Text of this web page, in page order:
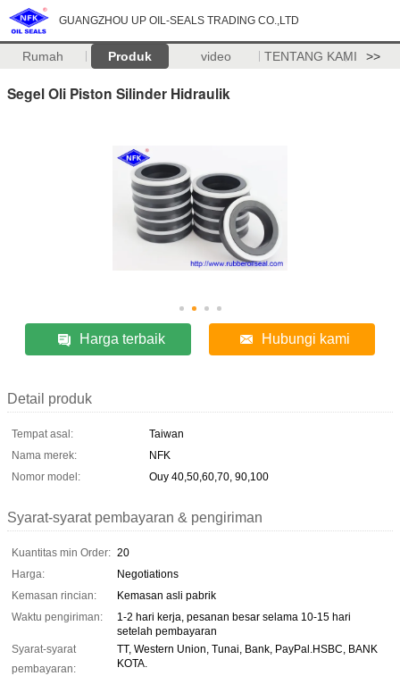
GUANGZHOU UP OIL-SEALS TRADING CO.,LTD
Rumah Produk video TENTANG KAMI >>
Segel Oli Piston Silinder Hidraulik
Harga terbaik Hubungi kami
Detail produk
Tempat asal:
Taiwan
Nama merek:
NFK
Nomor model:
Ouy 40,50,60,70, 90,100
Syarat-syarat pembayaran & pengiriman
Kuantitas min Order: 20
Harga:
Negotiations
Kemasan rincian:
Kemasan asli pabrik
Waktu pengiriman:
1-2 hari kerja, pesanan besar selama 10-15 hari
setelah pembayaran
Syarat-syarat
pembayaran:
TT, Western Union, Tunai, Bank, PayPal.HSBC, BANK
KOTA.